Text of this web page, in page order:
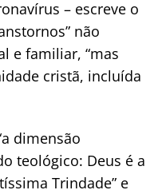
– escreve o
não
e familiar, “mas
cristã, incluída
dimensão
teológico: Deus é a
Trindade” e